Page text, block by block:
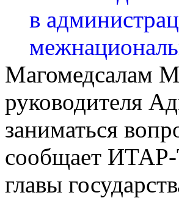
Магомедсалам
руководителя
заниматься
сообщает ИТАР-
главы